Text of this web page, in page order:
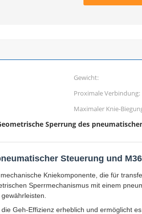
Gewicht:
Proximale Verbindung:
Maximaler Knie-
Sperrung des
Steuerung und
Kniekomponente, die für
Sperrmechanismus mit einem
Geh-Effizienz erheblich und ermöglicht